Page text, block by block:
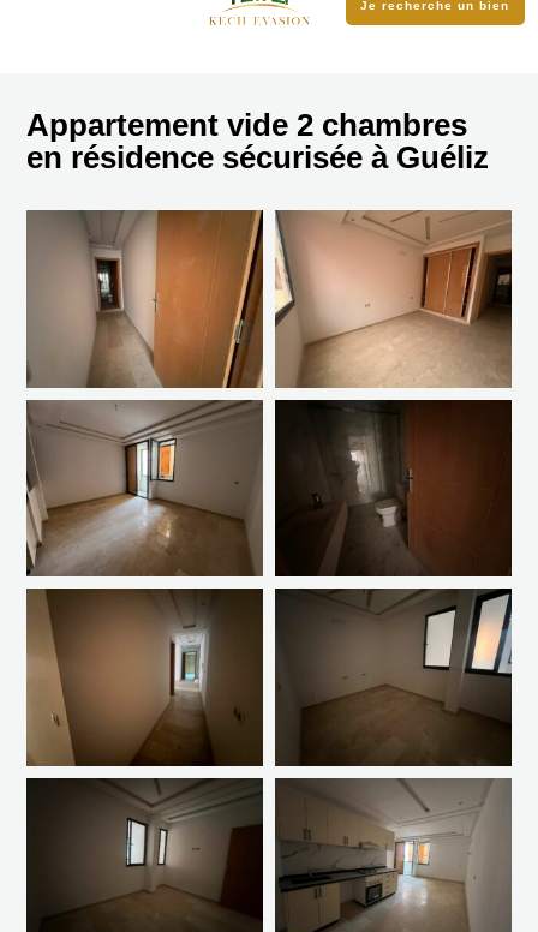
Je recherche un bien
Appartement vide 2 chambres
en résidence sécurisée à Guéliz